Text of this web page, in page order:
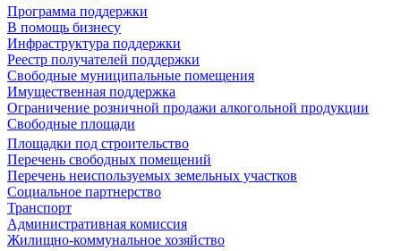
Программа поддержки
В помощь бизнесу
Инфраструктура поддержки
Реестр получателей поддержки
Свободные муниципальные помещения
Имущественная поддержка
Ограничение розничной продажи алкогольной продукции
Свободные площади
Площадки под строительство
Перечень свободных помещений
Перечень неиспользуемых земельных участков
Социальное партнерство
Транспорт
Административная комиссия
Жилищно-коммунальное хозяйство